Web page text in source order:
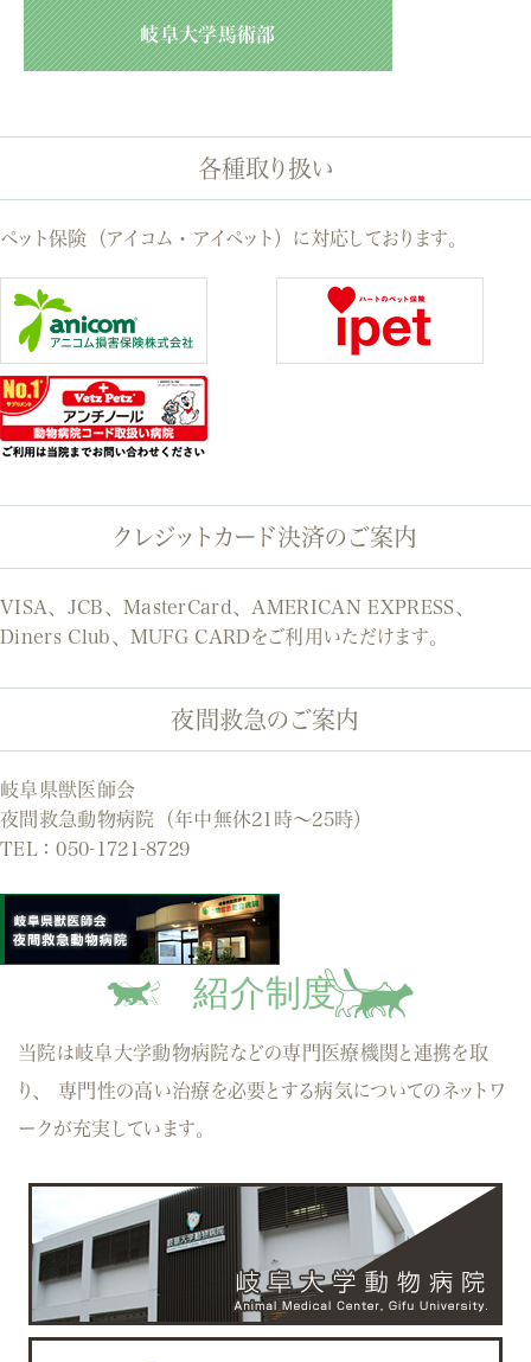
岐阜大学馬術部
各種取り扱い
ペット保険（アイコム・アイペット）に対応しております。
クレジットカード決済のご案内
VISA、JCB、MasterCard、AMERICAN EXPRESS、
Diners Club、MUFG CARDをご利用いただけます。
夜間救急のご案内
岐阜県獣医師会
夜間救急動物病院（年中無休21時～25時）
TEL：050-1721-8729
紹介制度
当院は岐阜大学動物病院などの専門医療機関と連携を取
り、
専門性の高い治療を必要とする病気についてのネットワ
ークが充実しています。